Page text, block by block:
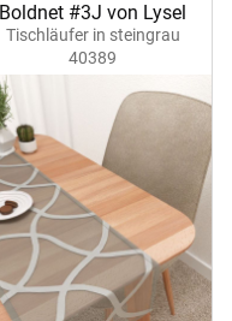
Boldnet #3J von Lysel
Tischläufer in steingrau
40389